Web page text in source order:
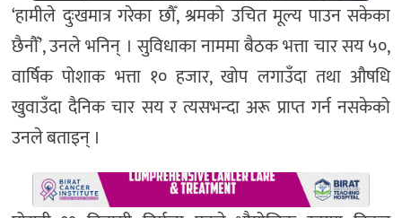
‘हामीले दुःखमात्र गरेका छाैँ, श्रमको उचित मूल्य पाउन सकेका
छैनौँ’, उनले भनिन् । सुविधाका नाममा बैठक भत्ता चार सय ५०,
वार्षिक पोशाक भत्ता १० हजार, खोप लगाउँदा तथा औषधि
खुवाउँदा दैनिक चार सय र त्यसभन्दा अरू प्राप्त गर्न नसकेको
उनले बताइन् ।